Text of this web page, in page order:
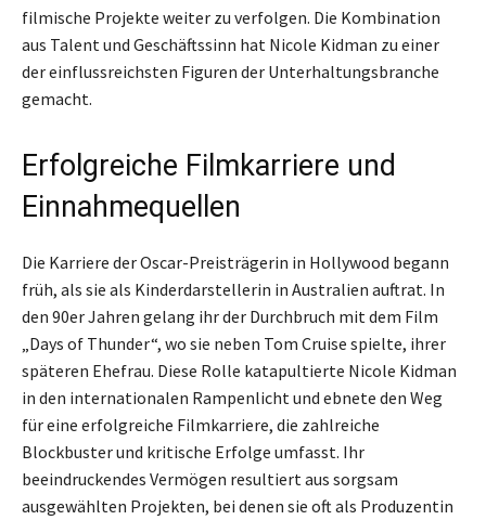
filmische Projekte weiter zu verfolgen. Die Kombination
aus Talent und Geschäftssinn hat Nicole Kidman zu einer
der einflussreichsten Figuren der Unterhaltungsbranche
gemacht.
Erfolgreiche Filmkarriere und
Einnahmequellen
Die Karriere der Oscar-Preisträgerin in Hollywood begann
früh, als sie als Kinderdarstellerin in Australien auftrat. In
den 90er Jahren gelang ihr der Durchbruch mit dem Film
„Days of Thunder“, wo sie neben Tom Cruise spielte, ihrer
späteren Ehefrau. Diese Rolle katapultierte Nicole Kidman
in den internationalen Rampenlicht und ebnete den Weg
für eine erfolgreiche Filmkarriere, die zahlreiche
Blockbuster und kritische Erfolge umfasst. Ihr
beeindruckendes Vermögen resultiert aus sorgsam
ausgewählten Projekten, bei denen sie oft als Produzentin